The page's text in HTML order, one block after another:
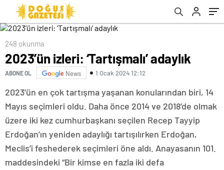
248 okunma
2023’ün izleri: ‘Tartışmalı’ adaylık
ABONE OL News 1 Ocak 2024 12:12
2023’ün en çok tartışma yaşanan konularından biri, 14
Mayıs seçimleri oldu. Daha önce 2014 ve 2018’de olmak
üzere iki kez cumhurbaşkanı seçilen Recep Tayyip
Erdoğan’ın yeniden adaylığı tartışılırken Erdoğan,
Meclis’i feshederek seçimleri öne aldı. Anayasanın 101.
maddesindeki “Bir kimse en fazla iki defa